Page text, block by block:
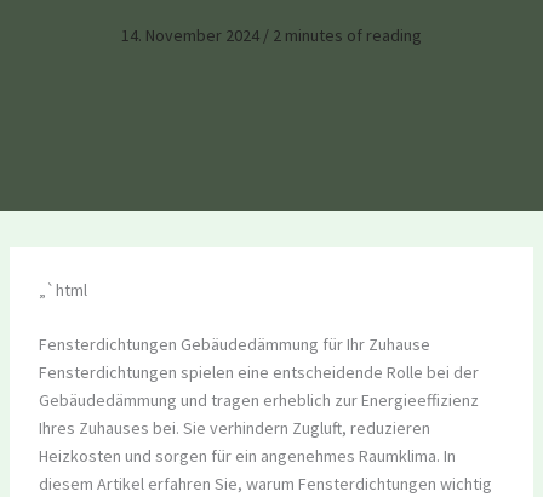
14. November 2024 / 2 minutes of reading
„`html
Fensterdichtungen Gebäudedämmung für Ihr Zuhause
Fensterdichtungen spielen eine entscheidende Rolle bei der
Gebäudedämmung und tragen erheblich zur Energieeffizienz
Ihres Zuhauses bei. Sie verhindern Zugluft, reduzieren
Heizkosten und sorgen für ein angenehmes Raumklima. In
diesem Artikel erfahren Sie, warum Fensterdichtungen wichtig